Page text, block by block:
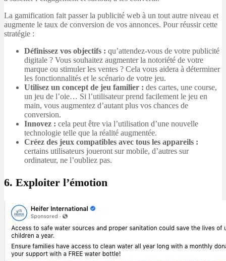
La gamification fait passer la publicité web à un tout autre niveau et
augmente le taux de conversion de vos annonces. Pour réussir cette
stratégie :
Définissez vos objectifs : qu’attendez-vous de votre publicité
digitale ? Vous souhaitez augmenter la notoriété de votre
marque ou stimuler les ventes ? Cela vous aidera à déterminer
les fonctionnalités et le scénario de votre jeu.
Utilisez un concept de jeu familier : des cartes, une course,
un jeu de l’oie… Si l’utilisateur prend facilement le jeu en
main, vous augmentez d’autant plus vos chances de
conversion.
Innovez : cela peut être via l’utilisation d’une nouvelle
technologie telle que la réalité augmentée.
Créez des jeux compatibles avec tous les appareils :
certains utilisateurs joueront sur mobile, d’autres sur
ordinateur, ne l’oubliez pas.
6. Exploiter l’émotion